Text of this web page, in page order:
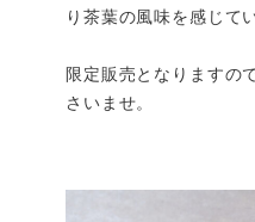
り茶葉の風味を感じて
限定販売となりますの
さいませ。